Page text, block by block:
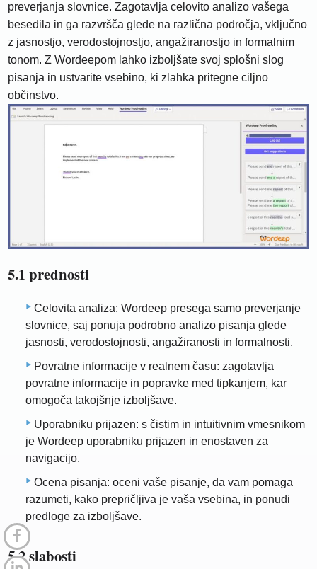
preverjanja slovnice. Zagotavlja celovito analizo vašega
besedila in ga razvršča glede na različna področja, vključno
z jasnostjo, verodostojnostjo, angažiranostjo in formalnim
tonom. Z Wordeepom lahko izboljšate svoj splošni slog
pisanja in ustvarite vsebino, ki zlahka pritegne ciljno
občinstvo.
5.1 prednosti
Celovita analiza: Wordeep presega samo preverjanje
slovnice, saj ponuja podrobno analizo pisanja glede
jasnosti, verodostojnosti, angažiranosti in formalnosti.
Povratne informacije v realnem času: zagotavlja
povratne informacije in popravke med tipkanjem, kar
omogoča takojšnje izboljšave.
Uporabniku prijazen: s čistim in intuitivnim vmesnikom
je Wordeep uporabniku prijazen in enostaven za
navigacijo.
Ocena pisanja: oceni vaše pisanje, da vam pomaga
razumeti, kako prepričljiva je vaša vsebina, in ponudi
predloge za izboljšave.
5.2 slabosti